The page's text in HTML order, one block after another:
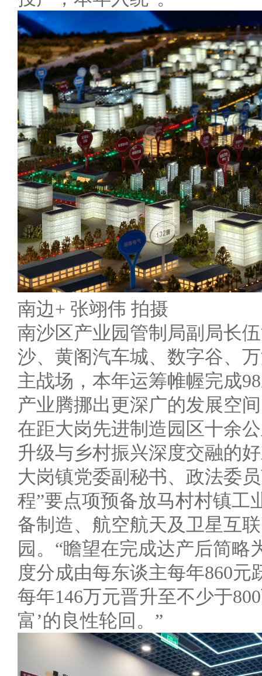
南边+ 张翊伟 拍摄
南沙区产业园管制局副局长
沙、黄阁汽车城、数字谷、
主战场，本年运筹帷幄完成
产业腾挪出更深广的发展空
在距大岗先进制造园区十余
升级与乡村振兴深度交融的
大岗镇党委副秘书、政法委
程”要点项预备放马村村镇工
备制造、航空航天及卫星互
园。“瞻望在完成达产后简略
度分成由每东谈主每年860
每年146万元晋升至不少于
富’的良性轮回。”